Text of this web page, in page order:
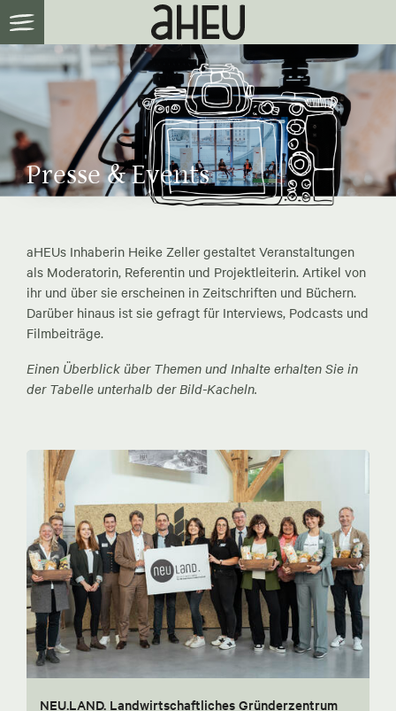
Presse & Events
aHEUs Inhaberin Heike Zeller gestaltet Veranstaltungen
als Moderatorin, Referentin und Projektleiterin. Artikel von
ihr und über sie erscheinen in Zeitschriften und Büchern.
Darüber hinaus ist sie gefragt für Interviews, Podcasts und
Filmbeiträge.
Einen Überblick über Themen und Inhalte erhalten Sie in
der Tabelle unterhalb der Bild-Kacheln.
NEU.LAND. Landwirtschaftliches Gründerzentrum